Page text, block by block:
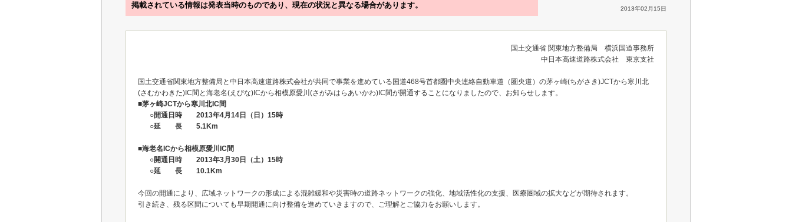
掲載されている情報は発表当時のものであり、現在の状況と異なる場合があります。
2013年02月15日
国土交通省 関東地方整備局 横浜国道事務所
中日本高速道路株式会社 東京支社
国土交通省関東地方整備局と中日本高速道路株式会社が共同で事業を進めている国道468号首都圏中央連絡自動車道（圏央道）の茅ヶ崎(ちがさき)JCTから寒川北
(さむかわきた)IC間と海老名(えびな)ICから相模原愛川(さがみはらあいかわ)IC間が開通することになりましたので、お知らせします。
■茅ヶ崎JCTから寒川北IC間
○開通日時 2013年4月14日（日）15時
○延 長 5.1Km
■海老名ICから相模原愛川IC間
○開通日時 2013年3月30日（土）15時
○延 長 10.1Km
今回の開通により、広域ネットワークの形成による混雑緩和や災害時の道路ネットワークの強化、地域活性化の支援、医療圏域の拡大などが期待されます。
引き続き、残る区間についても早期開通に向け整備を進めていきますので、ご理解とご協力をお願いします。